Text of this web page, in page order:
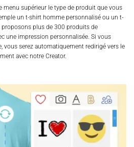
menu supérieur le type de produit que vous
un t-shirt homme personnalisé ou un t-
plus de 300 produits de
une impression personnalisée. Si vous
vous serez automatiquement redirigé vers le
avec notre Creator.